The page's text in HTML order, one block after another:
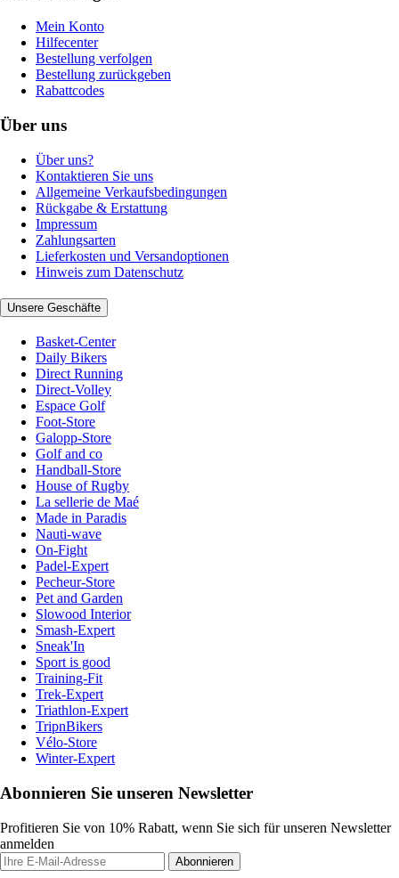
Mein Konto
Hilfecenter
Bestellung verfolgen
Bestellung zurückgeben
Rabattcodes
Über uns
Über uns?
Kontaktieren Sie uns
Allgemeine Verkaufsbedingungen
Rückgabe & Erstattung
Impressum
Zahlungsarten
Lieferkosten und Versandoptionen
Hinweis zum Datenschutz
Unsere Geschäfte
Basket-Center
Daily Bikers
Direct Running
Direct-Volley
Espace Golf
Foot-Store
Galopp-Store
Golf and co
Handball-Store
House of Rugby
La sellerie de Maé
Made in Paradis
Nauti-wave
On-Fight
Padel-Expert
Pecheur-Store
Pet and Garden
Slowood Interior
Smash-Expert
Sneak'In
Sport is good
Training-Fit
Trek-Expert
Triathlon-Expert
TripnBikers
Vélo-Store
Winter-Expert
Abonnieren Sie unseren Newsletter
Profitieren Sie von 10% Rabatt, wenn Sie sich für unseren Newsletter
anmelden
Abonnieren